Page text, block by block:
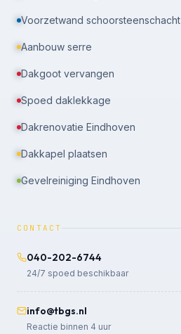
Voorzetwand schoorsteenschacht
Aanbouw serre
Dakgoot vervangen
Spoed daklekkage
Dakrenovatie Eindhoven
Dakkapel plaatsen
Gevelreiniging Eindhoven
CONTACT
040-202-6744
24/7 spoed beschikbaar
info@tbgs.nl
Reactie binnen 4 uur